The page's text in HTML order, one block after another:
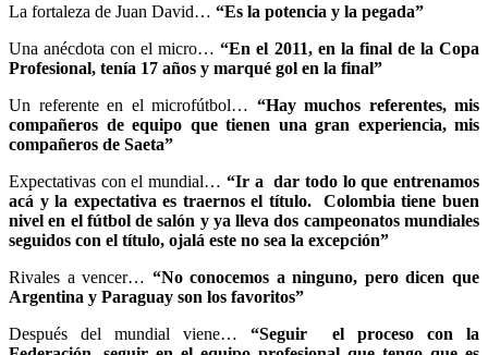
La fortaleza de Juan David… “Es la potencia y la pegada”
Una anécdota con el micro…“En el 2011, en la final de la Copa
Profesional, tenía 17 años y marqué gol en la final”
Un referente en el microfútbol… “Hay muchos referentes, mis
compañeros de equipo que tienen una gran experiencia, mis
compañeros de Saeta”
Expectativas con el mundial… “Ir a dar todo lo que entrenamos
acá y la expectativa es traernos el título. Colombia tiene buen
nivel en el fútbol de salón y ya lleva dos campeonatos mundiales
seguidos con el título, ojalá este no sea la excepción”
Rivales a vencer… “No conocemos a ninguno, pero dicen que
Argentina y Paraguay son los favoritos”
Después del mundial viene… “Seguir el proceso con la